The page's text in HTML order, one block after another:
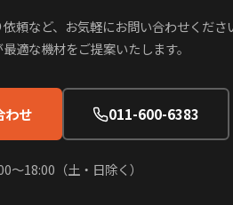
頼など、お気軽にお問い合わせくださ
適な機材をご提案いたします。
わせ 011-600-6383
〜18:00（土・日除く）